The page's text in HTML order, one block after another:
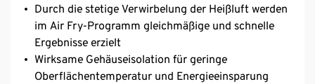
Durch die stetige Verwirbelung der Heißluft werden
im Air Fry-Programm gleichmäßige und schnelle
Ergebnisse erzielt
Wirksame Gehäuseisolation für geringe
Oberflächentemperatur und Energieeinsparung